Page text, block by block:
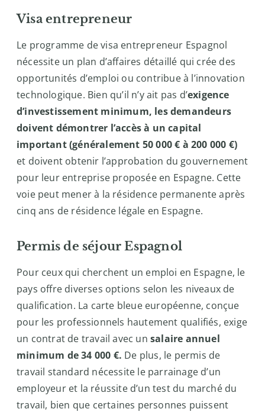
Visa entrepreneur
Le programme de visa entrepreneur Espagnol
nécessite un plan d’affaires détaillé qui crée des
opportunités d’emploi ou contribue à l’innovation
technologique. Bien qu’il n’y ait pas d’exigence
d’investissement minimum, les demandeurs
doivent démontrer l’accès à un capital
important (généralement 50 000 € à 200 000 €)
et doivent obtenir l’approbation du gouvernement
pour leur entreprise proposée en Espagne. Cette
voie peut mener à la résidence permanente après
cinq ans de résidence légale en Espagne.
Permis de séjour Espagnol
Pour ceux qui cherchent un emploi en Espagne, le
pays offre diverses options selon les niveaux de
qualification. La carte bleue européenne, conçue
pour les professionnels hautement qualifiés, exige
un contrat de travail avec un salaire annuel
minimum de 34 000 €. De plus, le permis de
travail standard nécessite le parrainage d’un
employeur et la réussite d’un test du marché du
travail, bien que certaines personnes puissent